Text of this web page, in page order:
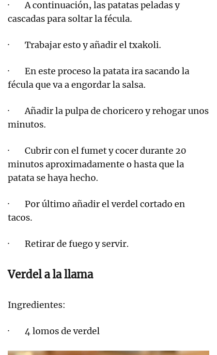
· A continuación, las patatas peladas y
cascadas para soltar la fécula.
· Trabajar esto y añadir el txakoli.
· En este proceso la patata ira sacando la
fécula que va a engordar la salsa.
· Añadir la pulpa de choricero y rehogar unos
minutos.
· Cubrir con el fumet y cocer durante 20
minutos aproximadamente o hasta que la
patata se haya hecho.
· Por último añadir el verdel cortado en
tacos.
· Retirar de fuego y servir.
Verdel a la llama
Ingredientes:
· 4 lomos de verdel